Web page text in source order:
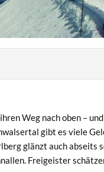
Weg nach oben –
gibt es viele
glänzt auch abseits
Freigeister